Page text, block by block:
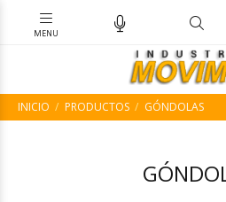
INICIO PRODUCTOS GÓNDOLAS